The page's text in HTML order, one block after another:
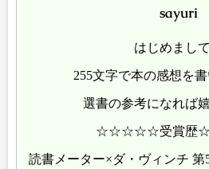
sayuri
はじめまして
255文字で本の感想を書
選書の参考になれば
☆☆☆☆☆受賞
読書メーター×ダ・ヴィンチ